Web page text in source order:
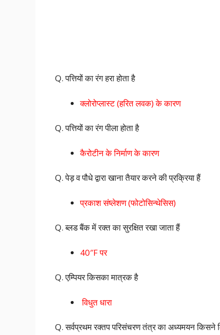
Q. पत्तियों का रंग हरा होता है
क्लोरोप्लास्ट (हरित लवक) के कारण
Q. पत्तियों का रंग पीला होता है
कैरोटीन के निर्माण के कारण
Q. पेड़ व पौधे द्वारा खाना तैयार करने की प्रक्रिया हैं
प्रकाश संष्लेशण (फोटोसिन्थेसिस)
Q. ब्लड बैंक में रक्त का सुरक्षित रखा जाता हैं
40″F पर
Q. एम्पियर किसका मात्रक है
विधुत धारा
Q. सर्वप्रथम रक्तप परिसंचरण तंत्र का अध्यमयन किसने